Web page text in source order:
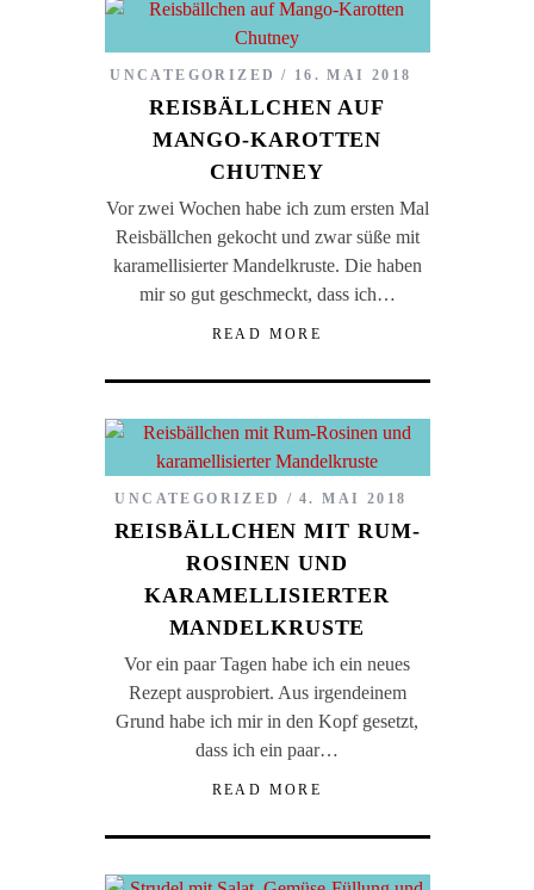
UNCATEGORIZED 16. MAI 2018
REISBÄLLCHEN AUF
MANGO-KAROTTEN
CHUTNEY
Vor zwei Wochen habe ich zum ersten Mal
Reisbällchen gekocht und zwar süße mit
karamellisierter Mandelkruste. Die haben
mir so gut geschmeckt, dass ich…
READ MORE
UNCATEGORIZED 4. MAI 2018
REISBÄLLCHEN MIT RUM-
ROSINEN UND
KARAMELLISIERTER
MANDELKRUSTE
Vor ein paar Tagen habe ich ein neues
Rezept ausprobiert. Aus irgendeinem
Grund habe ich mir in den Kopf gesetzt,
dass ich ein paar…
READ MORE